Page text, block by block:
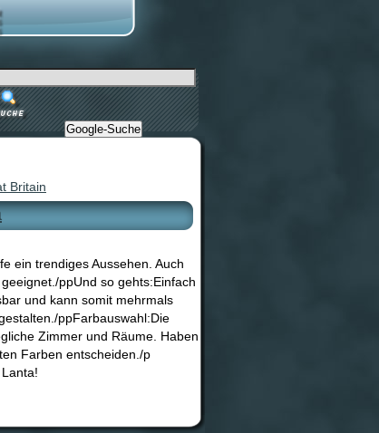
Britain
ein trendiges Aussehen. Auch
ppUnd so gehts:Einfach
und kann somit mehrmals
ppFarbauswahl:Die
Zimmer und Räume. Haben
Farben entscheiden./p
Google-Suche